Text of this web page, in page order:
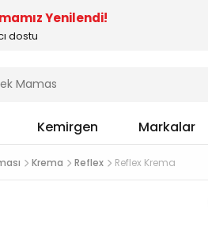
Yenilendi!
dostu
Kemirgen Markalar
Krema Reflex Reflex Krema